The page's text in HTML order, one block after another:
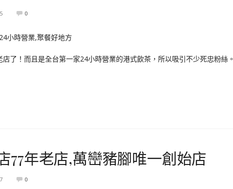
0
了！而且是全台第一家24小時營業的港式飲茶，所以吸引不少死忠粉絲。
77年老店,萬巒豬腳唯一創始店
0